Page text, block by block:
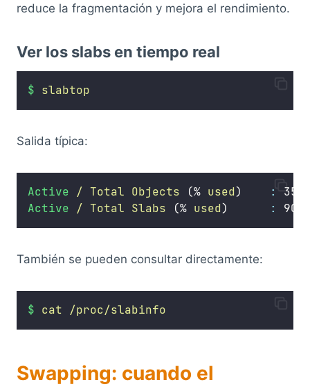
reduce la fragmentación y mejora el rendimiento.
Ver los slabs en tiempo real
$ slabtop
Salida típica:
Active / Total Objects (% used) :
Active
/ Total Slabs (% used) :
También se pueden consultar directamente:
$ cat /proc/slabinfo
Swapping: cuando el